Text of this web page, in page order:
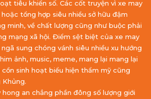
tiêu khiển số. Các cốt truyện vì xe may
tổng hợp siêu nhiều sở hữu đậm
minh, về chất lượng cũng như buộc phải
mạng xã hội. Điểm sệt biệt của xe may
sung chóng vánh siêu nhiều xu hướng
ảnh, music, meme, mang lại mang lại
sinh hoạt biểu hiện thẩm mỹ cũng
Khủng.
an chẳng phần đông số lượng giới